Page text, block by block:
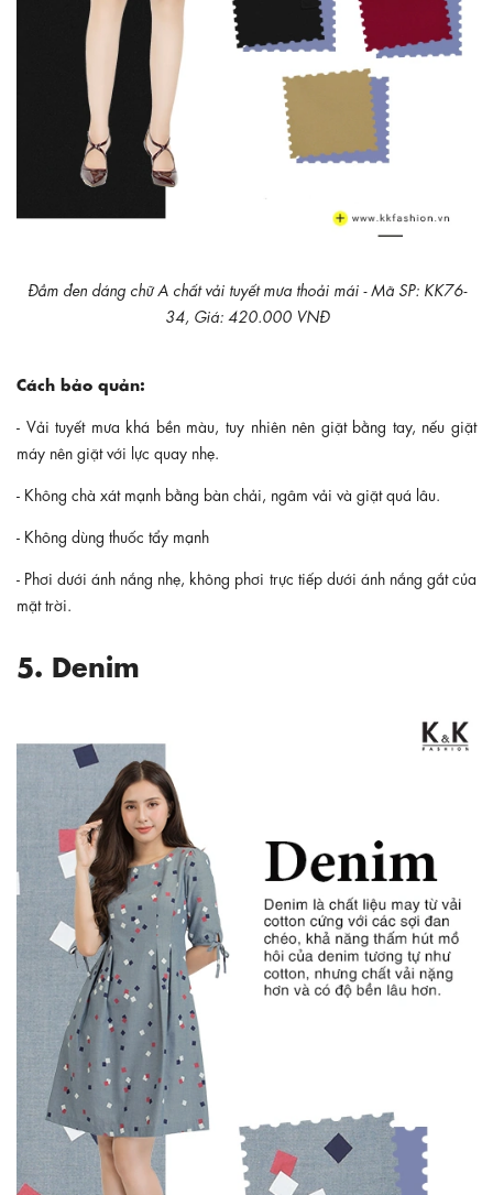
Đầm đen dáng chữ A chất vải tuyết mưa thoải mái - Mã SP: KK76-
34, Giá: 420.000 VNĐ
Cách bảo quản:
- Vải tuyết mưa khá bền màu, tuy nhiên nên giặt bằng tay, nếu giặt
máy nên giặt với lực quay nhẹ.
- Không chà xát mạnh bằng bàn chải, ngâm vải và giặt quá lâu.
- Không dùng thuốc tẩy mạnh
- Phơi dưới ánh nắng nhẹ, không phơi trực tiếp dưới ánh nắng gắt của
mặt trời.
5. Denim